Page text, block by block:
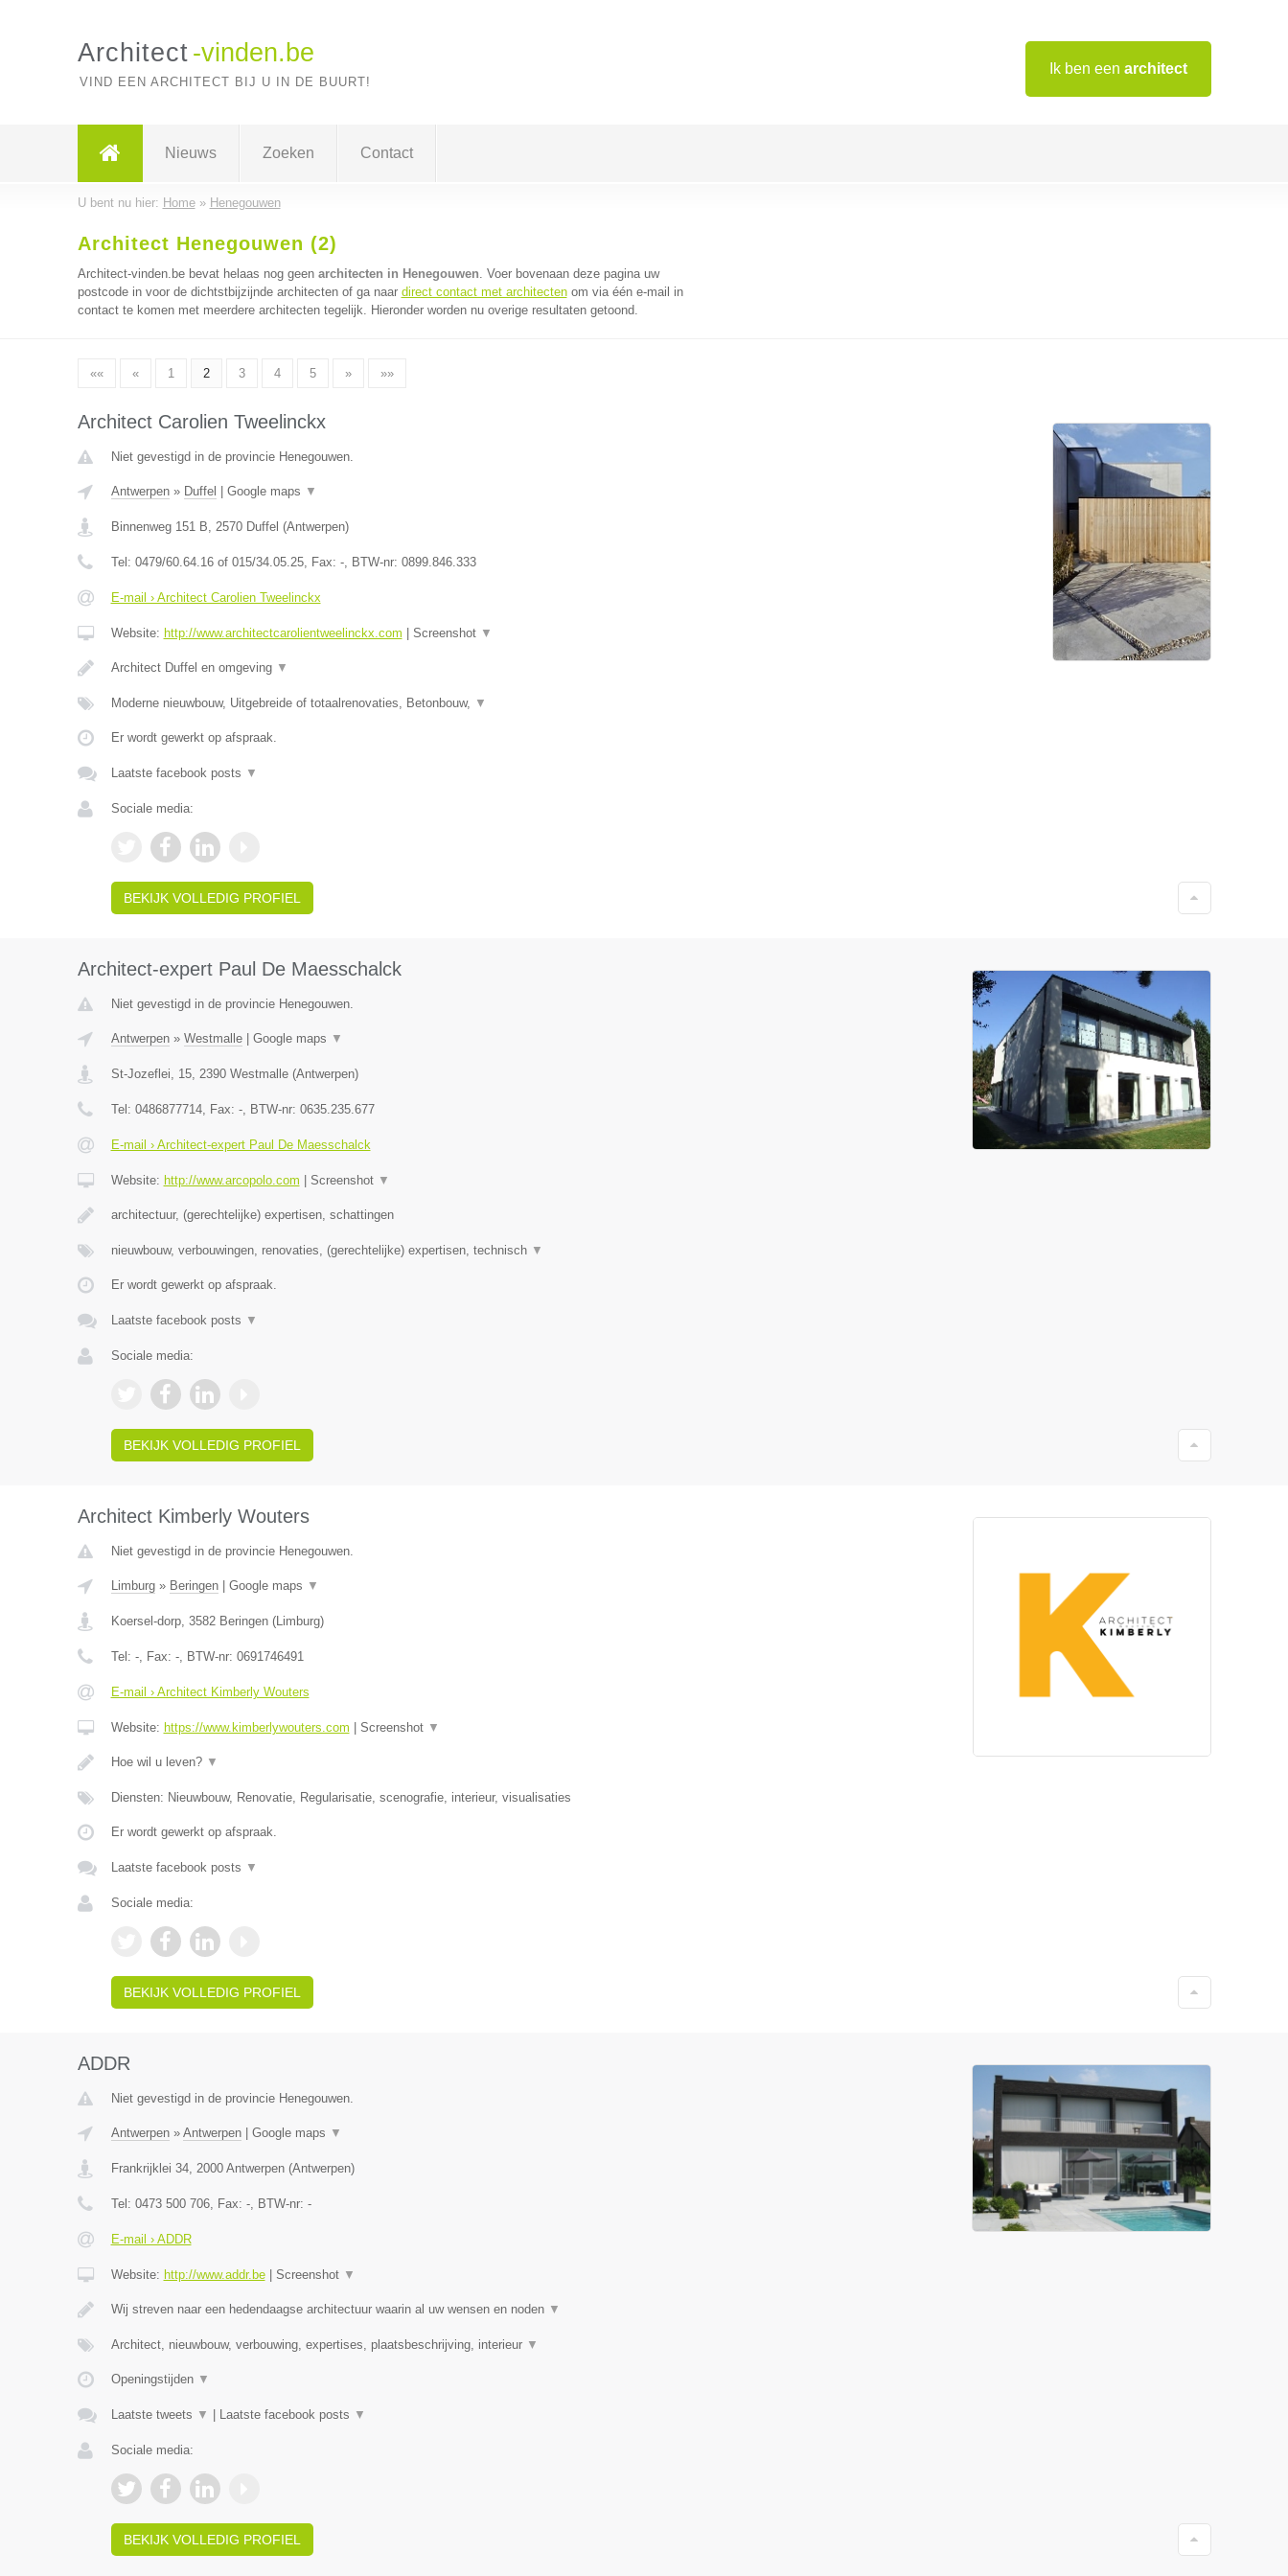
Ik ben een architect
Architect -vinden.be
VIND EEN ARCHITECT BIJ U IN DE BUURT!
Nieuws Zoeken Contact
U bent nu hier: Home» Henegouwen
Architect Henegouwen (2)
Architect-vinden.be bevat helaas nog geen architecten in Henegouwen. Voer bovenaan deze pagina uw
postcode in voor de dichtstbijzijnde architecten of ga naar direct contact met architectenom via één e-mail in
contact te komen met meerdere architecten tegelijk. Hieronder worden nu overige resultaten getoond.
«« « 1 2 3 4 5 » »»
Architect Carolien Tweelinckx
Niet gevestigd in de provincie Henegouwen.
Antwerpen» Duffel Google maps ▼
Binnenweg 151 B, 2570 Duffel (Antwerpen)
Tel: 0479/60.64.16 of 015/34.05.25, Fax: -, BTW-nr: 0899.846.333
E-mail › Architect Carolien Tweelinckx
Website: http://www.architectcarolientweelinckx.com Screenshot ▼
Architect Duffel en omgeving ▼
Moderne nieuwbouw, Uitgebreide of totaalrenovaties, Betonbouw, ▼
Er wordt gewerkt op afspraak.
Laatste facebook posts ▼
Sociale media:
BEKIJK VOLLEDIG PROFIEL
Architect-expert Paul De Maesschalck
Niet gevestigd in de provincie Henegouwen.
Antwerpen» Westmalle| Google maps ▼
St-Jozeflei, 15, 2390 Westmalle(Antwerpen)
Tel: 0486877714, Fax: -, BTW-nr: 0635.235.677
E-mail › Architect-expert Paul De Maesschalck
Website: http://www.arcopolo.com Screenshot ▼
architectuur, (gerechtelijke) expertisen, schattingen
nieuwbouw, verbouwingen, renovaties, (gerechtelijke) expertisen, technisch ▼
Er wordt gewerkt op afspraak.
Laatste facebook posts ▼
Sociale media:
BEKIJK VOLLEDIG PROFIEL
Architect Kimberly Wouters
Niet gevestigd in de provincie Henegouwen.
Limburg» Beringen| Google maps ▼
Koersel-dorp, 3582 Beringen(Limburg)
Tel: -, Fax: -, BTW-nr: 0691746491
E-mail › Architect Kimberly Wouters
Website: https://www.kimberlywouters.com Screenshot ▼
Hoe wil u leven? ▼
Diensten: Nieuwbouw, Renovatie, Regularisatie, scenografie, interieur, visualisaties
Er wordt gewerkt op afspraak.
Laatste facebook posts ▼
Sociale media:
BEKIJK VOLLEDIG PROFIEL
ADDR
Niet gevestigd in de provincie Henegouwen.
Antwerpen» Antwerpen| Google maps ▼
Frankrijklei 34, 2000 Antwerpen(Antwerpen)
Tel: 0473 500 706, Fax: -, BTW-nr: -
E-mail › ADDR
Website: http://www.addr.be| Screenshot ▼
Wij streven naar een hedendaagse architectuur waarin al uw wensen en noden ▼
Architect, nieuwbouw, verbouwing, expertises, plaatsbeschrijving, interieur ▼
Openingstijden ▼
Laatste tweets ▼ Laatste facebook posts ▼
Sociale media:
BEKIJK VOLLEDIG PROFIEL